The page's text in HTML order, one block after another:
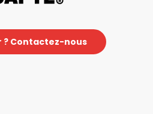
? Contactez-nous